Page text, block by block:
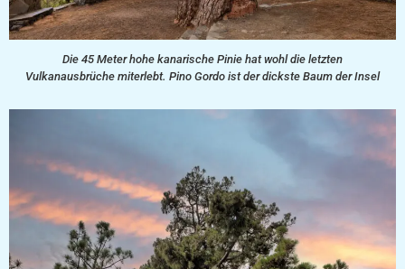
Die 45 Meter hohe kanarische Pinie hat wohl die letzten
Vulkanausbrüche miterlebt. Pino Gordo ist der dickste Baum der Insel